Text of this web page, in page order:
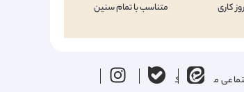
متناسب با تمام سنین
ما را دنبال کنید